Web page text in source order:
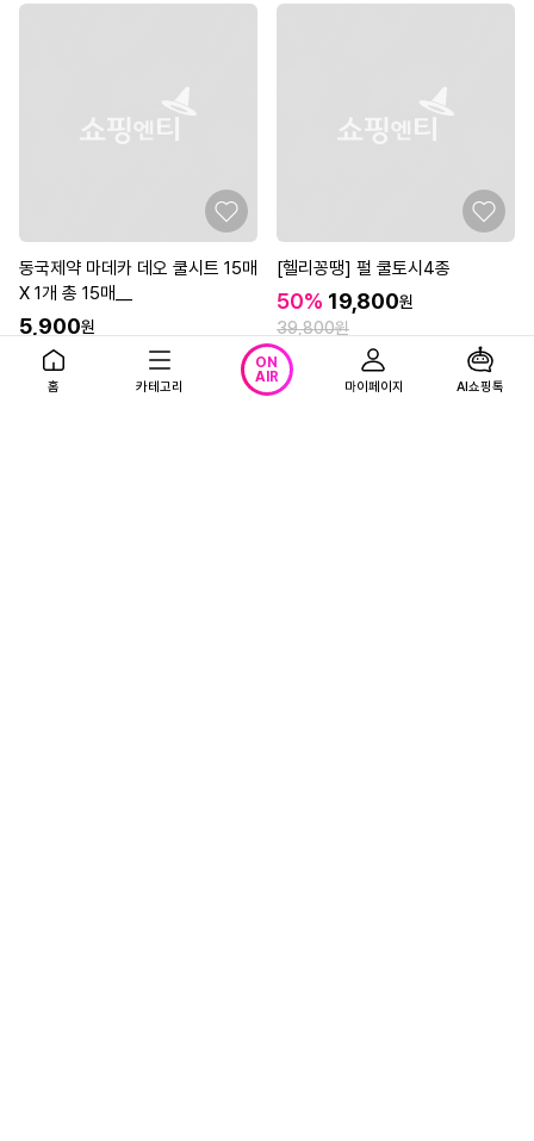
동국제약 마데카 데오 쿨시트 15매
X 1개 총 15매__
5,900원
4.6(3)
광고
[헬리꽁땡] 펄 쿨토시4종
50% 19,800원
39,800원
무료배송
광고
홈 카테고리
ON
AIR
마이페이지 AI쇼핑톡